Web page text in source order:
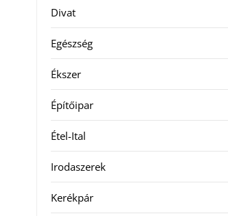
Divat
Egészség
Ékszer
Építőipar
Étel-Ital
Irodaszerek
Kerékpár